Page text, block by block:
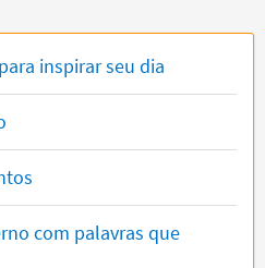
inspirar seu dia
com palavras que